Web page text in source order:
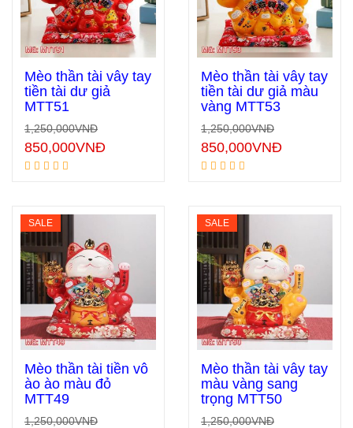
Thêm vào giỏ hàng
Mèo thần tài vẫy tay
tiền tài dư giả màu
vàng MTT53
1,250,000VNĐ
850,000VNĐ
Mèo thần tài vẫy tay
tiền tài dư giả
MTT51
1,250,000VNĐ
850,000VNĐ
SALE
Thêm vào giỏ hàng
Mèo thần tài vẫy tay
màu vàng sang
trọng MTT50
1,250,000VNĐ
SALE
Mèo thần tài tiền vô
ào ào màu đỏ
MTT49
1,250,000VNĐ